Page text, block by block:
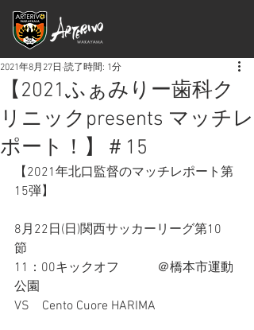
【2021ふぁみりー歯科ク
リニックpresents マッチレ
ポート！】＃15
2021年8月27日 読了時間: 1分
【2021年北口監督のマッチレポート第
15弾】
8月22日(日)関西サッカーリーグ第10
節
11：00キックオフ　　　＠橋本市運動
公園
VS　Cento Cuore HARIMA